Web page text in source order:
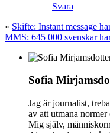
Svara
« Skifte: Instant message
MMS: 645 000 svenskar
Sofia
Jag är journalist,
av att utmana
Mig själv,